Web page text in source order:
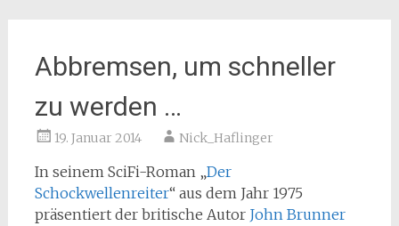
Abbremsen, um schneller
zu werden …
19. Januar 2014 Nick_Haflinger
In seinem SciFi-Roman „Der
Schockwellenreiter“ aus dem Jahr 1975
präsentiert der britische Autor John Brunner